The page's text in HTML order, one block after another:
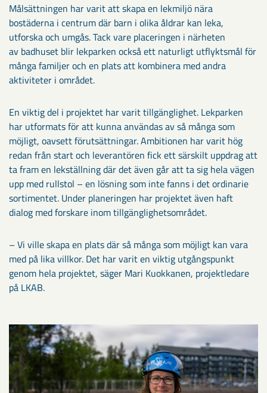
Målsättningen har varit att skapa en lekmiljö nära
bostäderna i centrum där barn i olika åldrar kan leka,
utforska och umgås. Tack vare placeringen i närheten
av badhuset blir lekparken också ett naturligt utflyktsmål för
många familjer och en plats att kombinera med andra
aktiviteter i området.
En viktig del i projektet har varit tillgänglighet. Lekparken
har utformats för att kunna användas av så många som
möjligt, oavsett förutsättningar. Ambitionen har varit hög
redan från start och leverantören fick ett särskilt uppdrag att
ta fram en lekställning där det även går att ta sig hela vägen
upp med rullstol – en lösning som inte fanns i det ordinarie
sortimentet. Under planeringen har projektet även haft
dialog med forskare inom tillgänglighetsområdet.
– Vi ville skapa en plats där så många som möjligt kan vara
med på lika villkor. Det har varit en viktig utgångspunkt
genom hela projektet, säger Mari Kuokkanen, projektledare
på LKAB.